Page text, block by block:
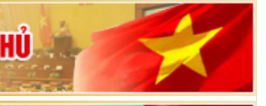
Quốc hội Việt Nam: vì lợi ích Nhân dân,
phát triển của đất nước
trị duyệt nội dung Đại hội đại biểu